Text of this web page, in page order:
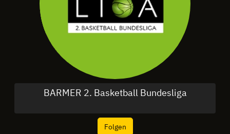
BARMER 2. Basketball Bundesliga
Folgen